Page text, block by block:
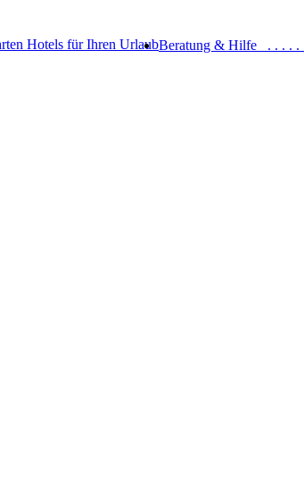
Beratung & Hilfe . . . . .